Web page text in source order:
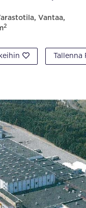
Vantaa,
2
Tallenna